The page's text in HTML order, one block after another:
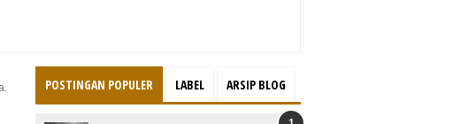
POSTINGAN POPULER LABEL ARSIP BLOG